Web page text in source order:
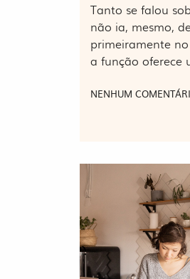
Tanto se falou
não ia, mesmo,
primeiramente
a função oferece
NENHUM